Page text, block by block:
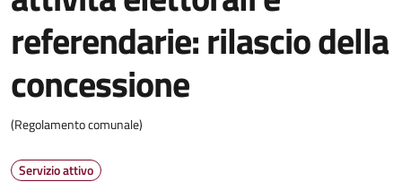
referendarie: rilascio della
concessione
(Regolamento comunale)
Servizio attivo